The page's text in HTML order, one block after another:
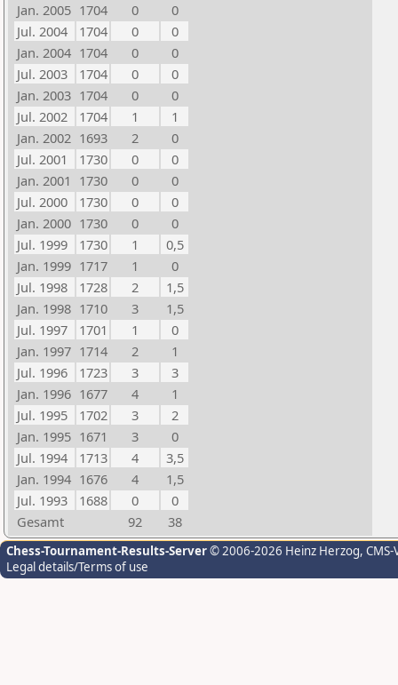
Jan. 2005 1704 0
0
Jul. 2004
1704 0
0
Jan. 2004 1704 0
0
Jul. 2003
1704 0
0
Jan. 2003 1704 0
0
Jul. 2002
1704 1
1
Jan. 2002 1693 2
0
Jul. 2001
1730 0
0
Jan. 2001 1730 0
0
Jul. 2000
1730 0
0
Jan. 2000 1730 0
0
Jul. 1999
1730 1
0,5
Jan. 1999 1717 1
0
Jul. 1998
1728 2
1,5
Jan. 1998 1710 3
1,5
Jul. 1997
1701 1
0
Jan. 1997 1714 2
1
Jul. 1996
1723 3
3
Jan. 1996 1677 4
1
Jul. 1995
1702 3
2
Jan. 1995 1671 3
0
Jul. 1994
1713 4
3,5
Jan. 1994 1676 4
1,5
Jul. 1993
1688 0
0
Gesamt
92 38
Chess-Tournament-Results-Server© 2006-2026 Heinz Herzog,
Legal details/Terms of use